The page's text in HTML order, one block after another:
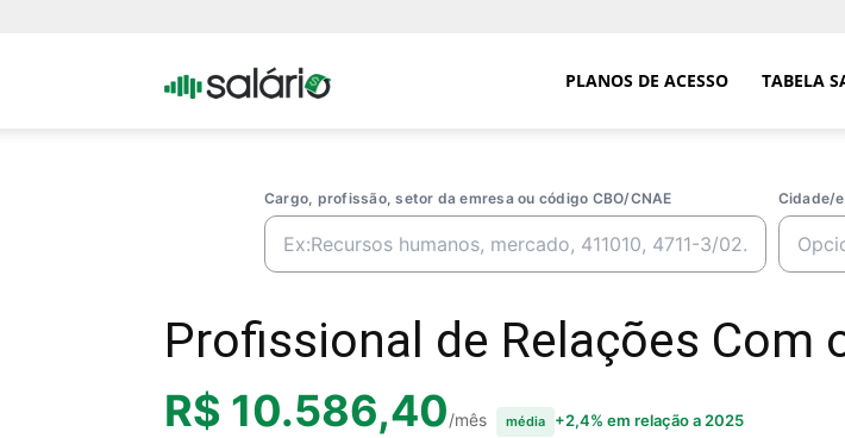
Portal PLANOS DE ACESSO TABELA
Cargo, profissão, setor da emresa ou código CBO/CNAE Cidade/
Profissional de Relações Com
R$ 10.586,40/mês média
+2,4% em relação a 2025